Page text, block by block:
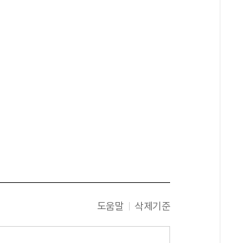
도움말 삭제기준